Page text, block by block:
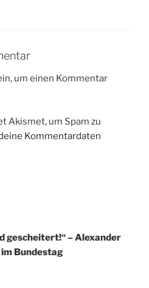
um einen Kommentar
Akismet, um Spam zu
Kommentardaten
gescheitert!“ – Alexander
Bundestag